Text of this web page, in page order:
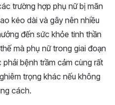
trường hợp phụ nữ bị mãn
kéo dài và gây nên nhiều
đến sức khỏe tinh thần
mà phụ nữ trong giai đoạn
bệnh trầm cảm cùng rất
trọng khác nếu không
cách.